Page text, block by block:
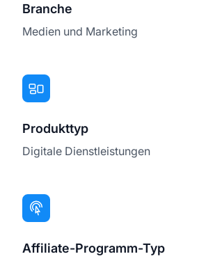
Branche
Medien und Marketing
Produkttyp
Digitale Dienstleistungen
Affiliate-Programm-Typ